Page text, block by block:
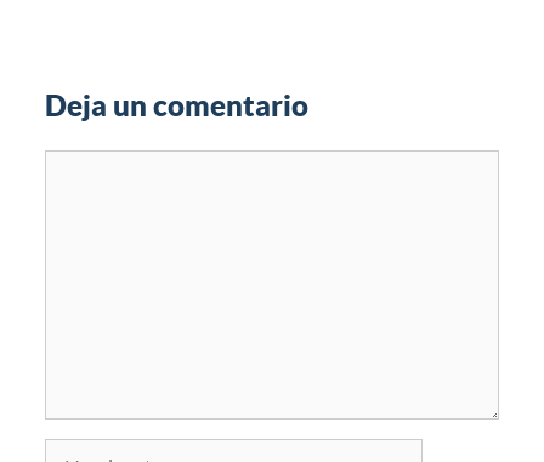
Deja un comentario